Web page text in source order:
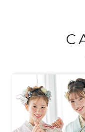
・振袖コンシ
バッグでお